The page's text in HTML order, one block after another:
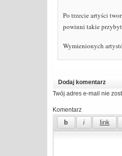
Po trzecie artyści
powinni takie
Wymienionych
Dodaj komentarz
Twój adres e-mail nie
Komentarz